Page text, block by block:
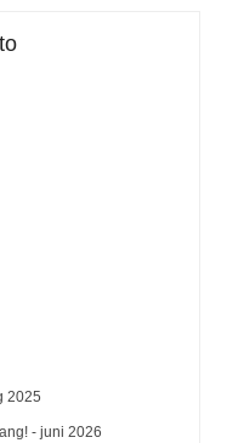
2025
- juni 2026